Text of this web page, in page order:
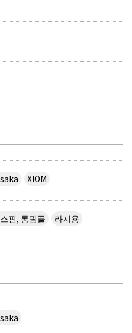
XIOM
핀, 롱핌플 라지용